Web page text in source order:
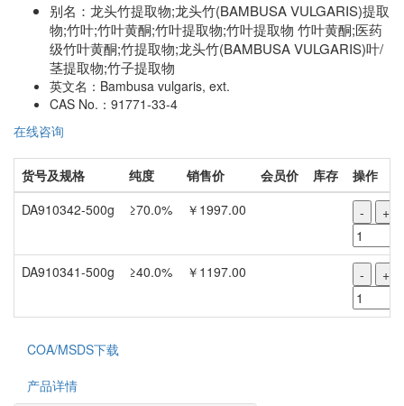
别名： 龙头竹提取物;龙头竹(BAMBUSA VULGARIS)提取
物;竹叶;竹叶黄酮;竹叶提取物;竹叶提取物 竹叶黄酮;医药
级竹叶黄酮;竹提取物;龙头竹(BAMBUSA VULGARIS)叶/
茎提取物;竹子提取物
英文名： Bambusa vulgaris, ext.
CAS No.： 91771-33-4
在线咨询
货号及规格 纯度 销售价 会员价 库存
操作
DA910342-500g
≥70.0% ￥1997.00 - +
DA910341-500g ≥40.0% ￥1197.00 - +
COA/MSDS下载
产品详情